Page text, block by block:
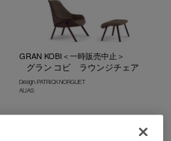
お問合せ
GRAN KOBI＜一時販売中止＞
グラン コビ ラウンジチェア
Design : PATRICK NORGUET
ALIAS